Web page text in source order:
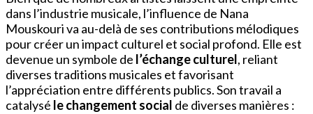
dans l’industrie musicale, l’influence de Nana
Mouskouri va au-delà de ses contributions mélodiques
pour créer un impact culturel et social profond. Elle est
devenue un symbole de l’échange culturel, reliant
diverses traditions musicales et favorisant
l’appréciation entre différents publics. Son travail a
catalysé le changement social de diverses manières :